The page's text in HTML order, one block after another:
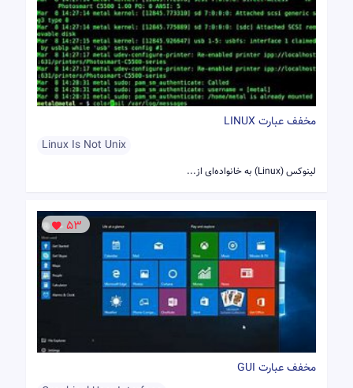
مخفف عبارت LINUX
Linux Is Not Unix
لینوکس (Linux) به خانواده‌ای از...
53
مخفف عبارت GUI